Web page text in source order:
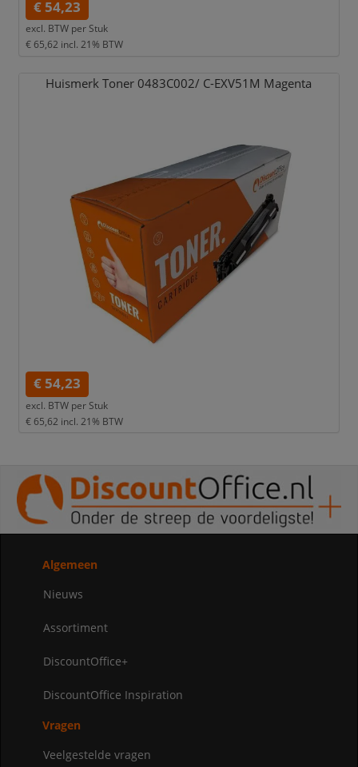
€ 54,23
excl. BTW per Stuk
€ 65,62 incl. 21% BTW
Huismerk Toner 0483C002/ C-EXV51M Magenta
€ 54,23
excl. BTW per Stuk
€ 65,62 incl. 21% BTW
Algemeen
Nieuws
Assortiment
DiscountOffice+
DiscountOffice Inspiration
Vragen
Veelgestelde vragen